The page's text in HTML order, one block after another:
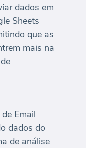
dados em
Sheets
que as
mais na
Email
dados do
de análise